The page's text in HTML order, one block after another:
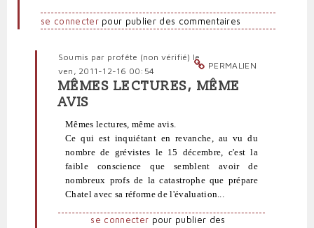
se connecterpour publier des commentaires
PERMALIEN
Soumis par profête (non vérifié) le
ven, 2011-12-16 00:54
En
réponse
J'ai
lu
sur
neoprofs.org
un
Polit'producteur
MÊMES LECTURES, MÊME
AVIS
Mêmes lectures, même avis.
Ce qui est inquiétant en revanche, au vu du
nombre de grévistes le 15 décembre, c'est la
faible conscience que semblent avoir de
nombreux profs de la catastrophe que prépare
Chatel avec sa réforme de l'évaluation...
se connecter pour publier des